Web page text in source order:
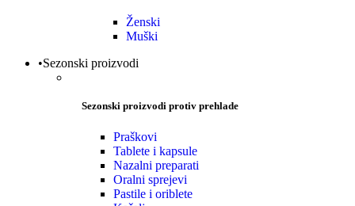
Ženski
Muški
•Sezonski proizvodi
Sezonski proizvodi protiv prehlade
Praškovi
Tablete i kapsule
Nazalni preparati
Oralni sprejevi
Pastile i oriblete